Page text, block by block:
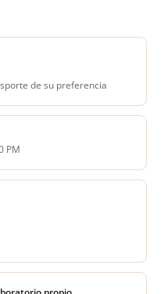
de su preferencia
PM